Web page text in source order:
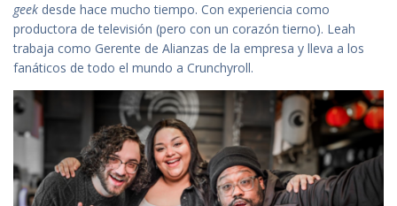
geek desde hace mucho tiempo. Con experiencia como
productora de televisión (pero con un corazón tierno). Leah
trabaja como Gerente de Alianzas de la empresa y lleva a los
fanáticos de todo el mundo a Crunchyroll.